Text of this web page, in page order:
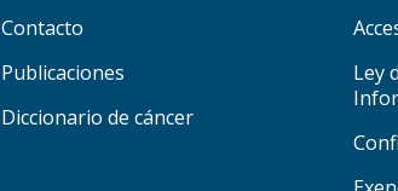
Contacto
Publicaciones
Diccionario de cáncer
Ley